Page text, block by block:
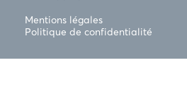
Mentions légales
Politique de confidentialité